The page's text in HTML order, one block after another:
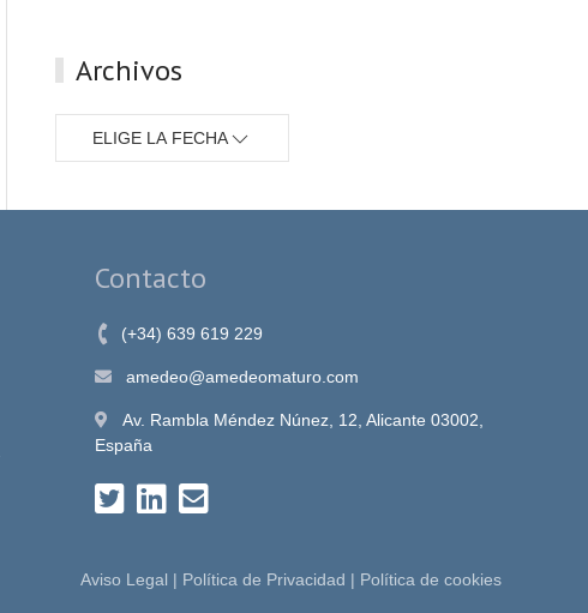
Archivos
ELIGE LA FECHA
Contacto
(+34) 639 619 229
amedeo@amedeomaturo.com
Av. Rambla Méndez Núnez, 12, Alicante 03002,
España
Aviso Legal | Política de Privacidad | Política de cookies